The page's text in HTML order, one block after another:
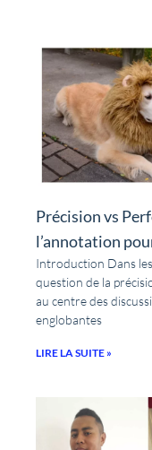
Précision vs
l’annotation
Introduction Dans
question de la
au centre des
englobantes
LIRE LA SUITE »